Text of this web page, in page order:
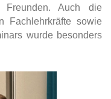
Auch die
Fachlehrkräfte sowie
wurde besonders